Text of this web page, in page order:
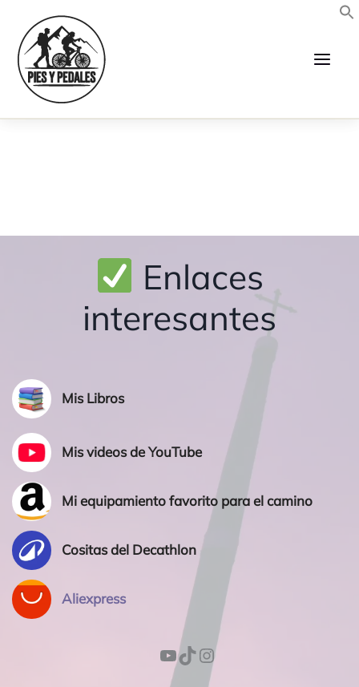
contenido
Enlaces
interesantes
Mis Libros
Mis videos de YouTube
Mi equipamiento favorito para el camino
Cositas del Decathlon
Aliexpress
YouTube
TikTokInstagram